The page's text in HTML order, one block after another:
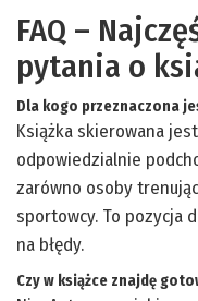
FAQ –
pytania o
Dla kogo przeznaczona
Książka skierowana
odpowiedzialnie
zarówno osoby
sportowcy. To pozycja
na błędy.
Czy w książce znajdę